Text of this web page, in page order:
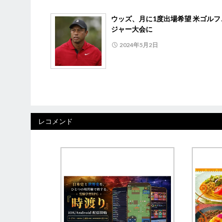
ウッズ、月に1度出場希望 米ゴル
ジャー大会に
2024年5月2日
レコメンド